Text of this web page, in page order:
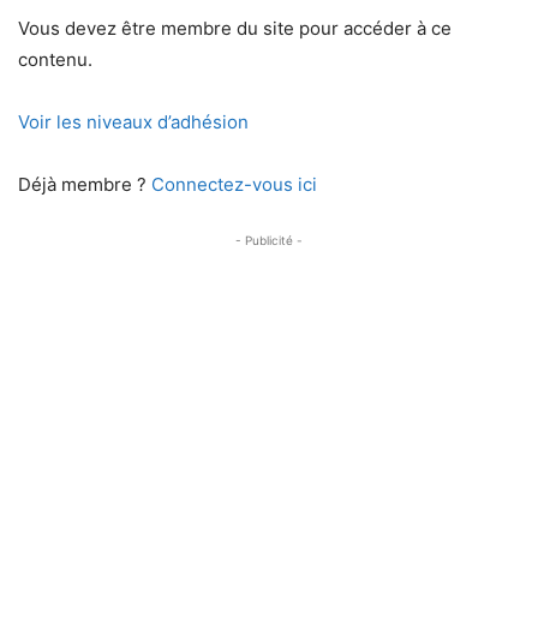
Vous devez être membre du site pour accéder à ce
contenu.
Voir les niveaux d’adhésion
Déjà membre ? Connectez-vous ici
- Publicité -